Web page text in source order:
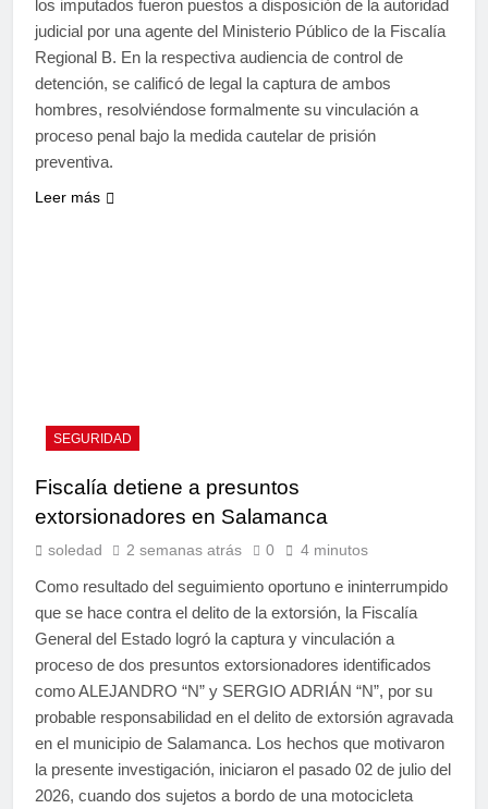
los imputados fueron puestos a disposición de la autoridad
judicial por una agente del Ministerio Público de la Fiscalía
Regional B. En la respectiva audiencia de control de
detención, se calificó de legal la captura de ambos
hombres, resolviéndose formalmente su vinculación a
proceso penal bajo la medida cautelar de prisión
preventiva.
Leer más
SEGURIDAD
Fiscalía detiene a presuntos
extorsionadores en Salamanca
soledad 2 semanas atrás 0 4 minutos
Como resultado del seguimiento oportuno e ininterrumpido
que se hace contra el delito de la extorsión, la Fiscalía
General del Estado logró la captura y vinculación a
proceso de dos presuntos extorsionadores identificados
como ALEJANDRO “N” y SERGIO ADRIÁN “N”, por su
probable responsabilidad en el delito de extorsión agravada
en el municipio de Salamanca. Los hechos que motivaron
la presente investigación, iniciaron el pasado 02 de julio del
2026, cuando dos sujetos a bordo de una motocicleta